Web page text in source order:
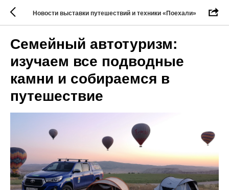
Новости выставки путешествий и техники «Поехали»
Семейный автотуризм:
изучаем все подводные
камни и собираемся в
путешествие